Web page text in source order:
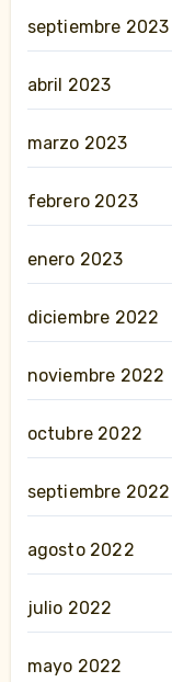
septiembre 2023
abril 2023
marzo 2023
febrero 2023
enero 2023
diciembre 2022
noviembre 2022
octubre 2022
septiembre 2022
agosto 2022
julio 2022
mayo 2022